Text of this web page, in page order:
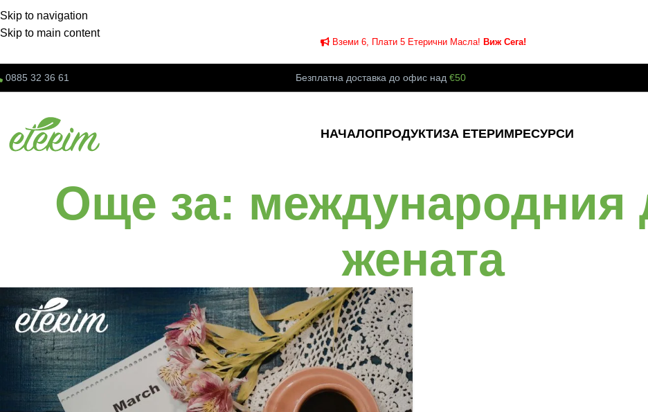
Skip to navigation
Skip to main content
Вземи 6, Плати 5 Етерични Масла! Виж Сега!
0885 32 36 61 Безплатна доставка до офис над€50
НАЧАЛОПРОДУКТИЗА ЕТЕРИМРЕСУРСИ
Още за: международния
жената